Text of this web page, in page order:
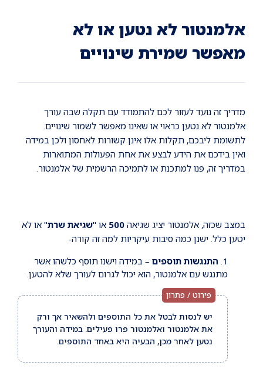
navigation
אלמנטור לא נטען או לא
מאפשר שמירת שינויים
מדריך זה נועד לעזור לכם להתמודד עם תקלה שבה עורך
אלמנטור לא נטען כראוי או שאינו מאפשר לשמור שינויים.
לתשומת ליבכם, תקלות אלו אינן קשורות לאחסון ולכן במידה
ואין בידכם את הידע לבצע את אחת הפעולות המתוארות
במדריך זה, פנו למתכנת או לתמיכה הרשמית של אלמנטור.
במצב שכזה, אלמנטור יציג שגיאה 500 או "שגיאת שרת" או לא
יטען כלל. ישנן כמה סיבות עיקריות למה זה קורה-
התנגשות תוספים – במידה וישנו תוסף כלשהו אשר
מתנגש עם אלמנטור, הוא יכול לגרום לעורך שלא להטען.
יש לנסות לבטל את כל התוספים ולהשאיר אך ורק
את אלמנטור ואלמנטור פרו פעילים. במידה והעורך
נטען לאחר מכן, הבעיה היא באחד התוספים.